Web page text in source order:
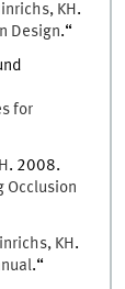
, KH .
Design.“
for
. 2008.
Occlusion
, KH .
.“